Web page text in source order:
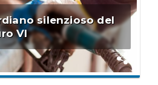
silenzioso del
VI